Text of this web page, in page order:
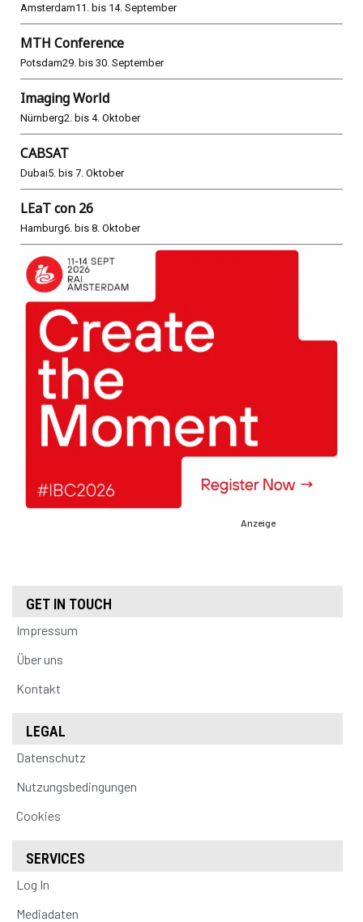
Amsterdam11. bis 14. September
MTH Conference
Potsdam29. bis 30. September
Imaging World
Nürnberg2. bis 4. Oktober
CABSAT
Dubai5. bis 7. Oktober
LEaT con 26
Hamburg6. bis 8. Oktober
Anzeige
GET IN TOUCH
Impressum
Über uns
Kontakt
LEGAL
Datenschutz
Nutzungsbedingungen
Cookies
SERVICES
Log In
Mediadaten